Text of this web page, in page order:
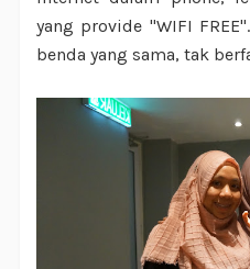
yang provide "WIFI
benda yang sama, tak